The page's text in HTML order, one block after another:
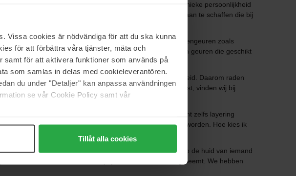
Vissa cookies är nödvändiga för att du ska kunna
för att förbättra våra tjänster, mäta och
samt för att aktivera funktioner som används på
som samlas in delas med cookieleverantören.
du under "Detaljer" kan anpassa användningen
se vår Cookie Policy samt vår
Tillåt alla cookies
met je karakter. We zijn allemaal op zoek naar een unieke persoonlijkheid
Versterk je persoonlijkheid door een unieke geur aan te schaffen die bij
Vrouwenparfums worden vaak gekenmerkt door bloemengeuren zoals
citrus, specerijen, leer en tabak. Uniseks parfums zijn geuren die geschikt
en ook voor veranderingen in temperatuur en vochtigheid. Daarom raden
Net zoals je je dagelijks kleding uit je garderobe kiest, vinden wij bij
je geur af op je stijl, stemming en gelegenheid. Je kunt zelfs layering
geurfamilies en welke geuren gecombineerd kunnen worden. Hoe kies ik
en kan anders ruiken op het geparfumeerde papier of op de huid van iemand
minuten te wachten voordat je je definitieve beslissing neemt. We hebben